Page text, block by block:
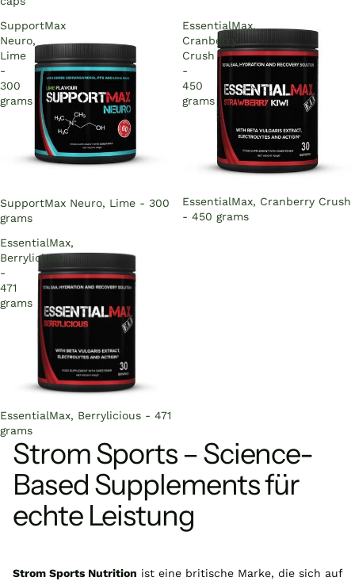
SupportMax
Neuro,
Lime
-
300
grams
Sold out
SupportMax Neuro, Lime - 300
grams
EssentialMax,
Cranberry
Crush
-
450
grams
Sold out
EssentialMax, Cranberry Crush
- 450 grams
EssentialMax,
Berrylicious
-
471
grams
Sold out
EssentialMax, Berrylicious - 471
grams
Strom Sports – Science-
Based Supplements für
echte Leistung
Strom Sports Nutrition ist eine britische Marke, die sich auf